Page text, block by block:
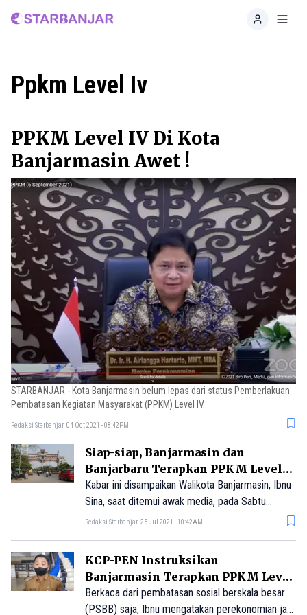
Home
Ppkm Level Iv
PPKM Level IV Di Kota
Banjarmasin Awet !
STARBANJAR - Kota Banjarmasin belum lepas dari status Pemberlakuan
Pembatasan Kegiatan Masyarakat (PPKM) Level IV.
Redaksi Starbanjar 04 Oct 2021 - 08:42PM
Siap-siap, Banjarmasin dan
Banjarbaru Terapkan PPKM Level
IV Mulai 26 Juli
Kabar ini disampaikan Walikota Banjarmasin, Ibnu
Sina, saat ditemui awak media, pada Sabtu
(24/7/2021) malam. "Memang keputusan berat,"
Redaksi Starbanjar 25 Jul 2021 - 10:42AM
KCP-PEN Instruksikan
Banjarmasin Terapkan PPKM Level
IV, Apa Kata Walikota?
Berkaca dari pembatasan sosial berskala besar
(PSBB) saja, Ibnu mengatakan perekonomian jadi